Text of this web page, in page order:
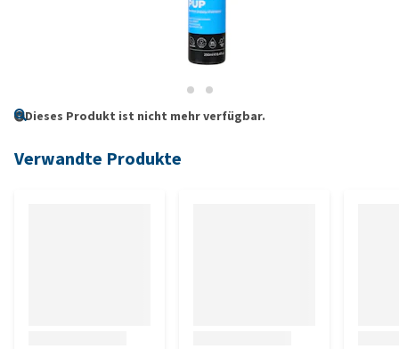
Dieses Produkt ist nicht mehr verfügbar.
Verwandte Produkte